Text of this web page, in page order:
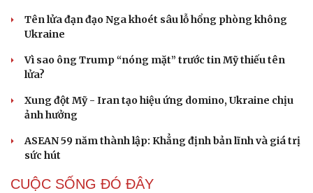
Tên lửa đạn đạo Nga khoét sâu lỗ hổng phòng không
Ukraine
Vì sao ông Trump “nóng mặt” trước tin Mỹ thiếu tên
lửa?
Xung đột Mỹ - Iran tạo hiệu ứng domino, Ukraine chịu
ảnh hưởng
ASEAN 59 năm thành lập: Khẳng định bản lĩnh và giá trị
sức hút
CUỘC SỐNG ĐÓ ĐÂY